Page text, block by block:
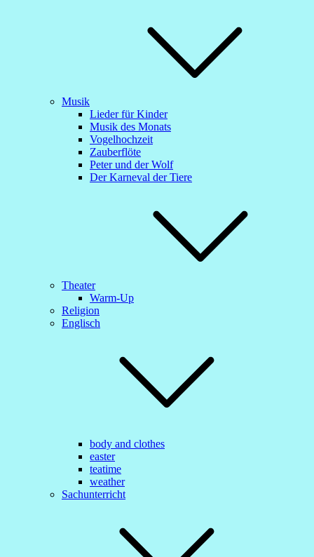
Musik
Lieder für Kinder
Musik des Monats
Vogelhochzeit
Zauberflöte
Peter und der Wolf
Der Karneval der Tiere
Theater
Warm-Up
Religion
Englisch
body and clothes
easter
teatime
weather
Sachunterricht